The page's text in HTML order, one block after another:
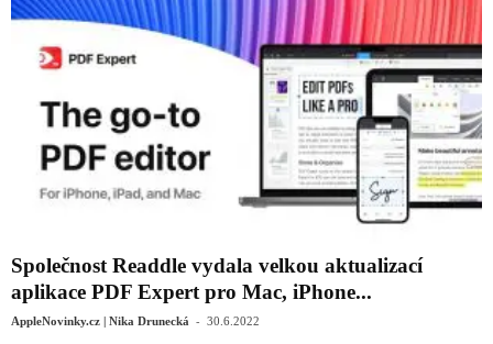
Společnost Readdle vydala velkou aktualizací
aplikace PDF Expert pro Mac, iPhone...
AppleNovinky.cz | Nika Drunecká - 30.6.2022